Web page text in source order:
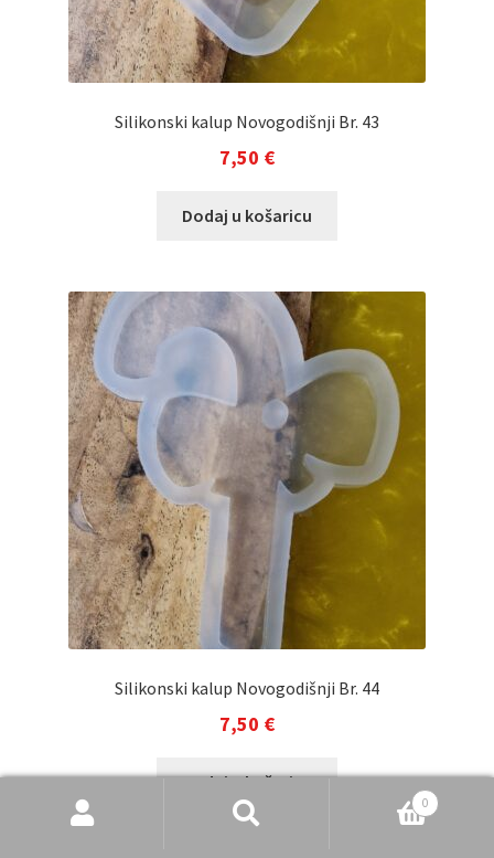
Silikonski kalup Novogodišnji Br. 43
7,50 €
Dodaj u košaricu
Silikonski kalup Novogodišnji Br. 44
7,50 €
Dodaj u košaricu
0